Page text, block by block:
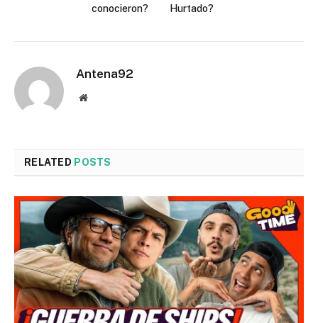
conocieron?
Hurtado?
Antena92
Website
RELATED POSTS